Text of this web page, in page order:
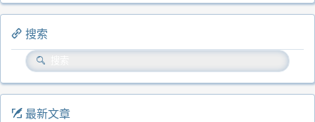
搜索
最新文章